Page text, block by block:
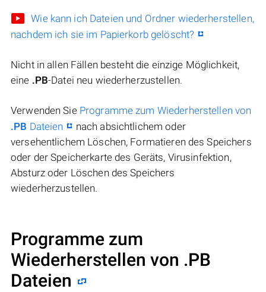
Wie kann ich Dateien und Ordner wiederherstellen,
nachdem ich sie im Papierkorb gelöscht?
Nicht in allen Fällen besteht die einzige Möglichkeit,
eine .PB-Datei neu wiederherzustellen.
Verwenden Sie Programme zum Wiederherstellen von
.PB Dateien
nach absichtlichem oder
versehentlichem Löschen, Formatieren des Speichers
oder der Speicherkarte des Geräts, Virusinfektion,
Absturz oder Löschen des Speichers
wiederherzustellen.
Programme zum
Wiederherstellen von .PB
Dateien